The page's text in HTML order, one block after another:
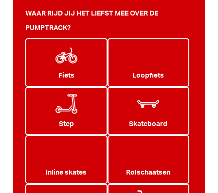
WAAR RIJD JIJ HET LIEFST MEE OVER DE
PUMPTRACK?
Fiets Loopfiets
Step Skateboard
Inline skates Rolschaatsen